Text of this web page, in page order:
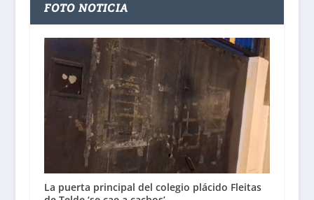
FOTO NOTICIA
La puerta principal del colegio plácido Fleitas